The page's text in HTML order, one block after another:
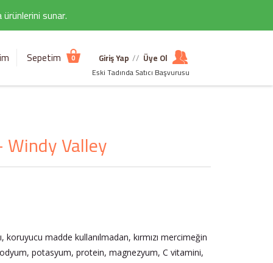
sunar.
Sepetim 0 Giriş Yap // Üye Ol
Eski Tadında Satıcı Başvurusu
Windy Valley
koruyucu madde kullanılmadan, kırmızı mercimeğin
potasyum, protein, magnezyum, C vitamini,